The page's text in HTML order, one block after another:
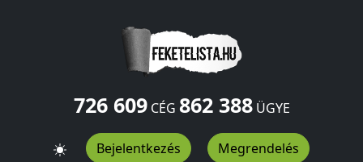
726 609CÉG 862 388ÜGYE
Bejelentkezés Megrendelés